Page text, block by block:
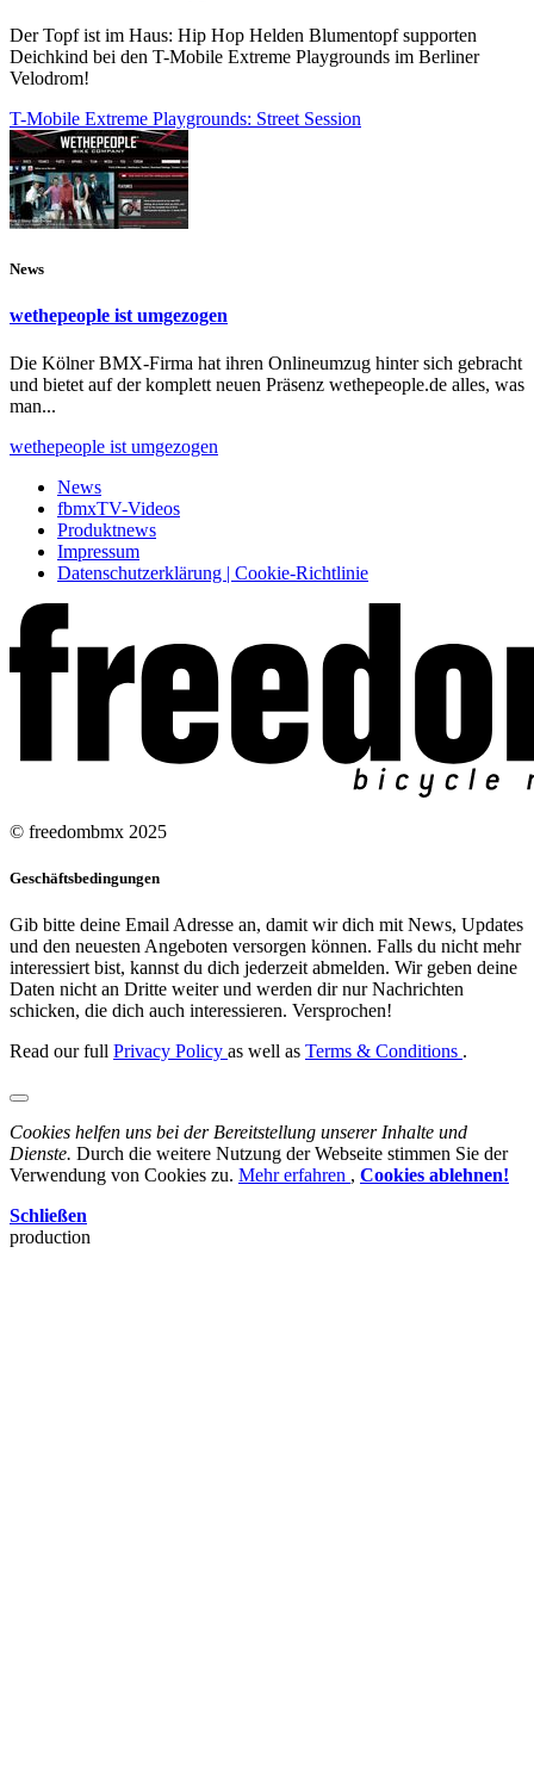
Der Topf ist im Haus: Hip Hop Helden Blumentopf supporten
Deichkind bei den T-Mobile Extreme Playgrounds im Berliner
Velodrom!
T-Mobile Extreme Playgrounds: Street Session
News
wethepeople ist umgezogen
Die Kölner BMX-Firma hat ihren Onlineumzug hinter sich gebracht
und bietet auf der komplett neuen Präsenz wethepeople.de alles, was
man...
wethepeople ist umgezogen
News
fbmxTV-Videos
Produktnews
Impressum
Datenschutzerklärung | Cookie-Richtlinie
© freedombmx 2025
Geschäftsbedingungen
Gib bitte deine Email Adresse an, damit wir dich mit News, Updates
und den neuesten Angeboten versorgen können. Falls du nicht mehr
interessiert bist, kannst du dich jederzeit abmelden. Wir geben deine
Daten nicht an Dritte weiter und werden dir nur Nachrichten
schicken, die dich auch interessieren. Versprochen!
Read our full Privacy Policy as well as Terms & Conditions .
Cookies helfen uns bei der Bereitstellung unserer Inhalte und
Dienste. Durch die weitere Nutzung der Webseite stimmen Sie der
Verwendung von Cookies zu. Mehr erfahren , Cookies ablehnen!
Schließen
production